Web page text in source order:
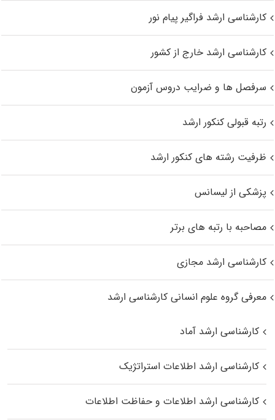
کارشناسی ارشد فراگیر پیام نور
کارشناسی ارشد خارج از کشور
سرفصل ها و ضرایب دروس آزمون
رتبه قبولی کنکور ارشد
ظرفیت رشته های کنکور ارشد
پزشکی از لیسانس
مصاحبه با رتبه های برتر
کارشناسی ارشد مجازی
معرفی گروه علوم انسانی کارشناسی ارشد
کارشناسی ارشد آماد
کارشناسی ارشد اطلاعات استراتژیک
کارشناسی ارشد اطلاعات و حفاظت اطلاعات